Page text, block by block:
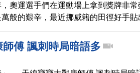
奧運選手們在運動場上拿到獎牌非常
般的艱辛，最近挪威籍的田徑好手貼
爆紅，讓全世界人對他們的訓練讚嘆
傅 諷刺時局暗語多